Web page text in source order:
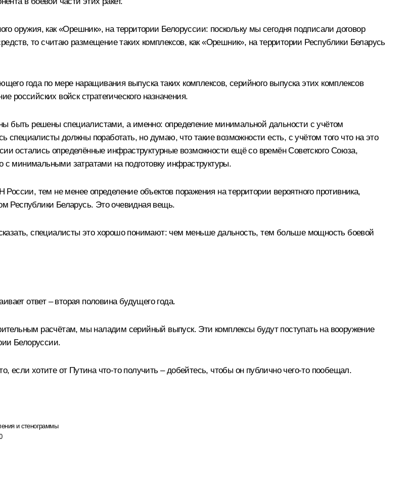
оружия, как «Орешник», на территории Белоруссии: поскольку мы сегодня подписали договор
то считаю размещение таких комплексов, как «Орешник», на территории Республики Беларусь
года по мере наращивания выпуска таких комплексов, серийного выпуска этих комплексов
российских войск стратегического назначения.
быть решены специалистами, а именно: определение минимальной дальности с учётом
специалисты должны поработать, но думаю, что такие возможности есть, с учётом того что на это
остались определённые инфраструктурные возможности ещё со времён Советского Союза,
с минимальными затратами на подготовку инфраструктуры.
тем не менее определение объектов поражения на территории вероятного противника,
Республики Беларусь. Это очевидная вещь.
специалисты это хорошо понимают: чем меньше дальность, тем больше мощность боевой
ответ – вторая половина будущего года.
расчётам, мы наладим серийный выпуск. Эти комплексы будут поступать на вооружение
Белоруссии.
если хотите от Путина что-то получить – добейтесь, чтобы он публично чего-то пообещал.
и стенограммы